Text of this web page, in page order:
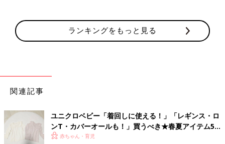
ランキングをもっと見る
関連記事
ユニクロベビー「着回しに使える！」「レギンス・ロ
ンT・カバーオールも！」買うべき★春夏アイテム5
選 赤ちゃん・育児